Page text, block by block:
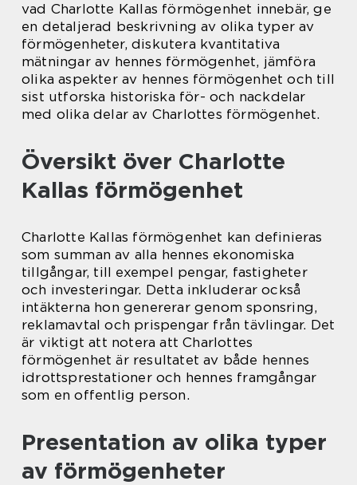
vad Charlotte Kallas förmögenhet innebär, ge
en detaljerad beskrivning av olika typer av
förmögenheter, diskutera kvantitativa
mätningar av hennes förmögenhet, jämföra
olika aspekter av hennes förmögenhet och till
sist utforska historiska för- och nackdelar
med olika delar av Charlottes förmögenhet.
Översikt över Charlotte
Kallas förmögenhet
Charlotte Kallas förmögenhet kan definieras
som summan av alla hennes ekonomiska
tillgångar, till exempel pengar, fastigheter
och investeringar. Detta inkluderar också
intäkterna hon genererar genom sponsring,
reklamavtal och prispengar från tävlingar. Det
är viktigt att notera att Charlottes
förmögenhet är resultatet av både hennes
idrottsprestationer och hennes framgångar
som en offentlig person.
Presentation av olika typer
av förmögenheter